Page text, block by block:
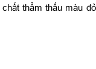
thẩm thấu màu